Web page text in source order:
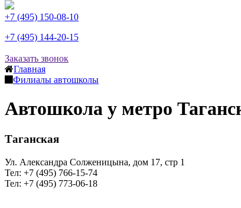
+7 (495) 150-08-10
+7 (495) 144-20-15
Заказать звонок
Главная
Филиалы автошколы
Автошкола у метро
Таганская
Ул. Александра Солженицына, дом 17, стр 1
Тел: +7 (495) 766-15-74
Тел: +7 (495) 773-06-18